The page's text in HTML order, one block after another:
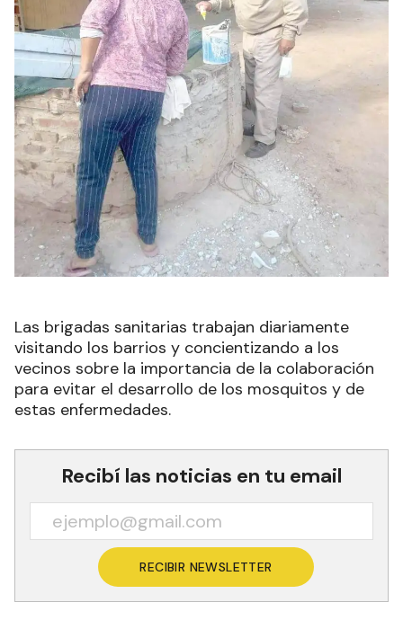
Las brigadas sanitarias trabajan diariamente
visitando los barrios y concientizando a los
vecinos sobre la importancia de la colaboración
para evitar el desarrollo de los mosquitos y de
estas enfermedades.
Recibí las noticias en tu email
RECIBIR NEWSLETTER